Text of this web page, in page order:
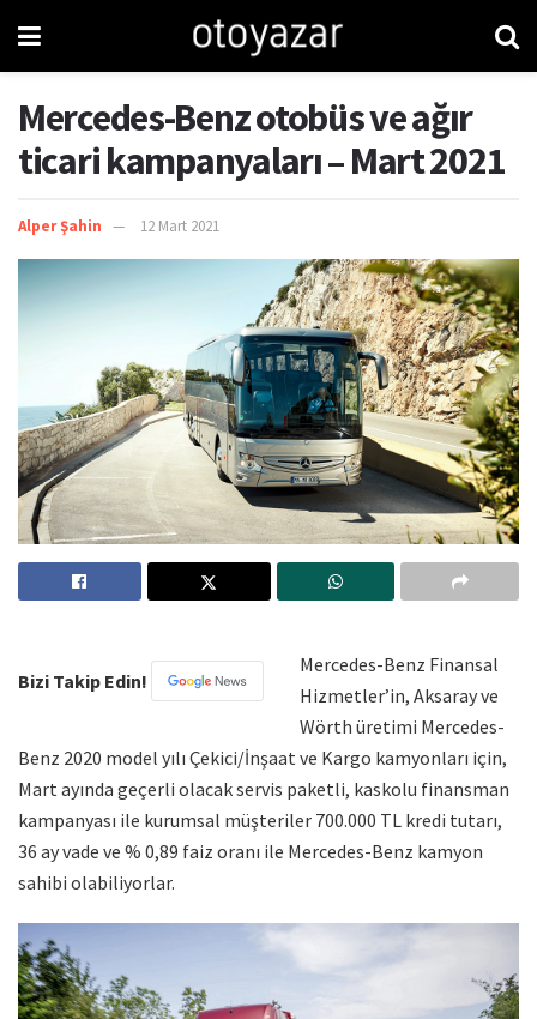
Mercedes-Benz otobüs ve ağır
ticari kampanyaları – Mart 2021
Alper Şahin 12 Mart 2021
Bizi Takip Edin!
Mercedes-Benz Finansal
Hizmetler’in, Aksaray ve
Wörth üretimi Mercedes-
Benz 2020 model yılı Çekici/İnşaat ve Kargo kamyonları için,
Mart ayında geçerli olacak servis paketli, kaskolu finansman
kampanyası ile kurumsal müşteriler 700.000 TL kredi tutarı,
36 ay vade ve % 0,89 faiz oranı ile Mercedes-Benz kamyon
sahibi olabiliyorlar.